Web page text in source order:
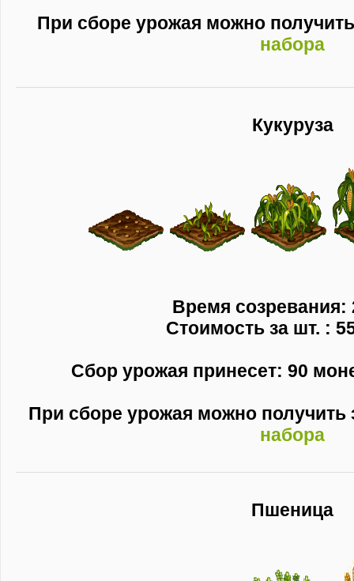
При сборе урожая можно
набора
Кукуруза
Время созревания:
Стоимость за шт. :
Сбор урожая принесет: 90
При сборе урожая можно
набора
Пшеница